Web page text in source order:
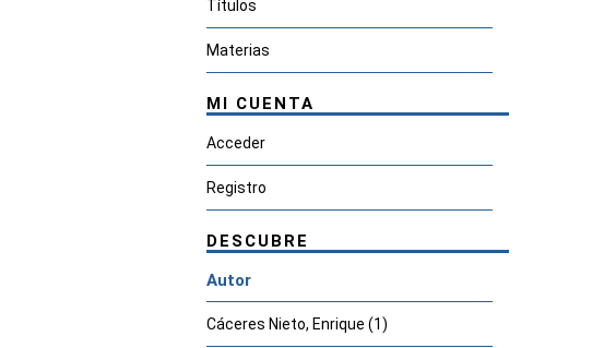
Títulos
Materias
MI CUENTA
Acceder
Registro
DESCUBRE
Autor
Cáceres Nieto, Enrique (1)